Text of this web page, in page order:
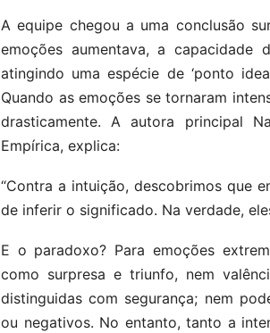
A equipe chegou a uma conclusão
emoções aumentava, a capacidade
atingindo uma espécie de ‘ponto
Quando as emoções se tornaram
drasticamente. A autora principal
Empírica, explica:
“Contra a intuição, descobrimos que
de inferir o significado. Na verdade,
E o paradoxo? Para emoções
como surpresa e triunfo, nem
distinguidas com segurança; nem
ou negativos. No entanto, tanto a